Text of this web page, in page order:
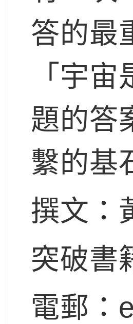
答的最
「宇
題的答
繫的基
撰文：
突破書
電郵：